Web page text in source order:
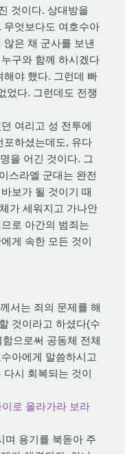
것이다. 상대방을
무엇보다도 여호수아
은 채 군사를 보낸
구와 함께 하시겠다
해야 했다. 그런데 빠
었다. 그런데도 전쟁
여리고 성 전투에
포하셨는데도, 유다
을 어긴 것이다. 그
스라엘 군대는 완전
보가 될 것이기 때
가 세워지고 가나안
로 아간의 범죄는
게 속한 모든 것이
서는 죄의 문제를 해
것이라고 하셨다(수
으로써 공동체 전체
아에게 말씀하시고
시 회복되는 것이
로 올라가라 보라
며 용기를 북돋아 주